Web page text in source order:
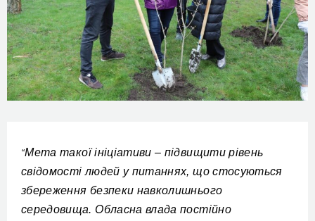
“Мета такої ініціативи – підвищити рівень
свідомості людей у питаннях, що стосуються
збереження безпеки навколишнього
середовища. Обласна влада постійно